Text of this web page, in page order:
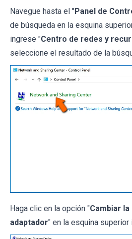
Navegue hasta el "Panel de
de búsqueda en la esquina
ingrese "Centro de redes y
seleccione el resultado de la
Haga clic en la opción "Cambiar
adaptador" en la esquina superior